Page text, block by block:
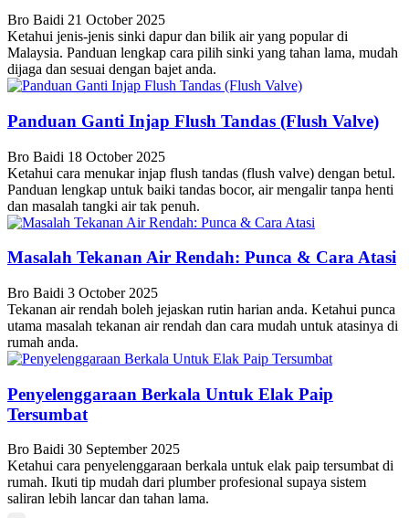
Bro Baidi 21 October 2025
Ketahui jenis-jenis sinki dapur dan bilik air yang popular di
Malaysia. Panduan lengkap cara pilih sinki yang tahan lama, mudah
dijaga dan sesuai dengan bajet anda.
Panduan Ganti Injap Flush Tandas (Flush Valve)
Bro Baidi 18 October 2025
Ketahui cara menukar injap flush tandas (flush valve) dengan betul.
Panduan lengkap untuk baiki tandas bocor, air mengalir tanpa henti
dan masalah tangki air tak penuh.
Masalah Tekanan Air Rendah: Punca & Cara Atasi
Bro Baidi 3 October 2025
Tekanan air rendah boleh jejaskan rutin harian anda. Ketahui punca
utama masalah tekanan air rendah dan cara mudah untuk atasinya di
rumah anda.
Penyelenggaraan Berkala Untuk Elak Paip
Tersumbat
Bro Baidi 30 September 2025
Ketahui cara penyelenggaraan berkala untuk elak paip tersumbat di
rumah. Ikuti tip mudah dari plumber profesional supaya sistem
saliran lebih lancar dan tahan lama.